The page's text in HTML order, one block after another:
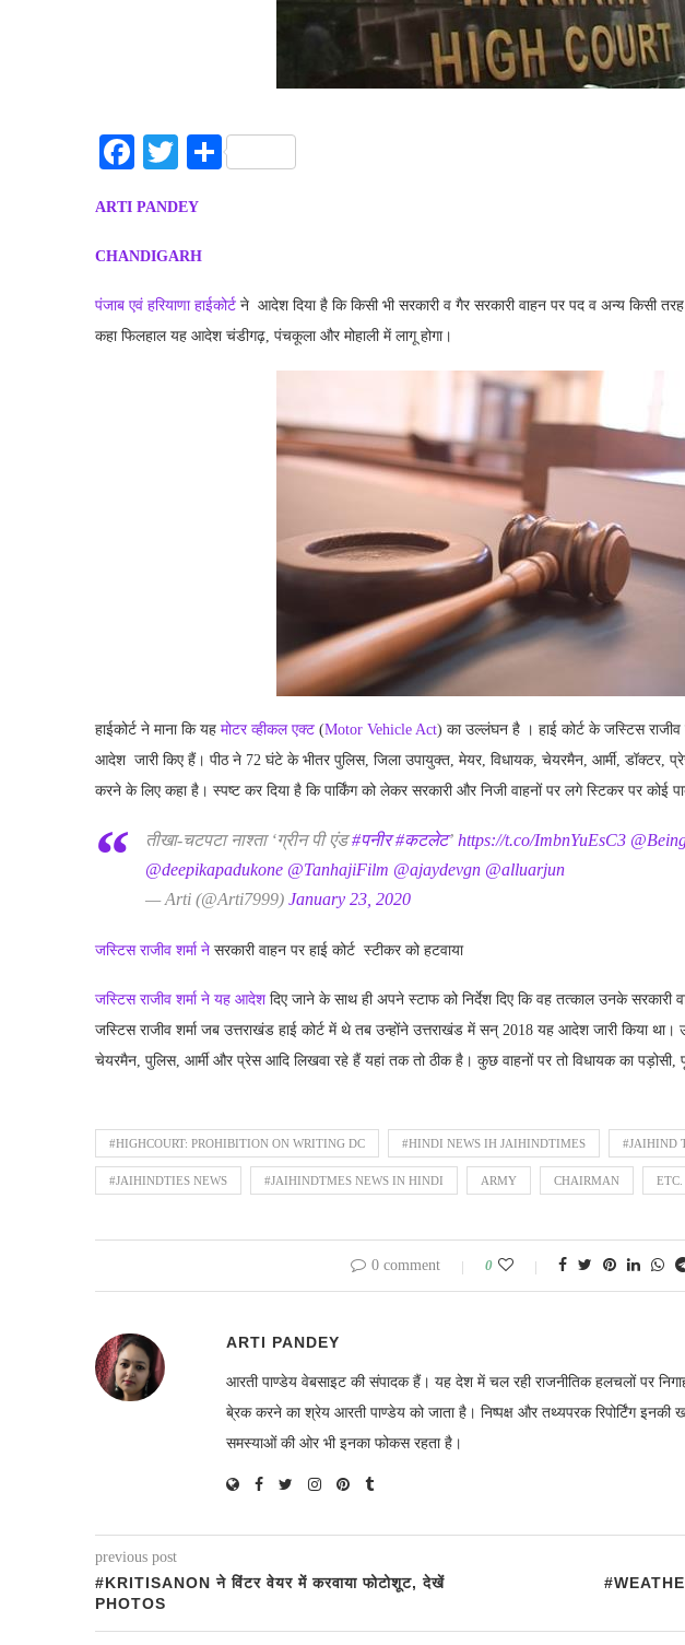
Facebook
Twitter
Share
ARTI PANDEY
CHANDIGARH
पंजाब एवं हरियाणा हाईकोर्ट ने आदेश दिया है कि किसी भी सरकारी व गैर सरकारी वाहन पर पद व अन्य किसी तरह
कहा फिलहाल यह आदेश चंडीगढ़, पंचकूला और मोहाली में लागू होगा।
हाईकोर्ट ने माना कि यह मोटर व्हीकल एक्ट (Motor Vehicle Act) का उल्लंघन है । हाई कोर्ट के जस्टिस राजीव
आदेश जारी किए हैं। पीठ ने 72 घंटे के भीतर पुलिस, जिला उपायुक्त, मेयर, विधायक, चेयरमैन, आर्मी, डॉक्टर,
करने के लिए कहा है। स्पष्ट कर दिया है कि पार्किंग को लेकर सरकारी और निजी वाहनों पर लगे स्टिकर पर कोई
तीखा-चटपटा नाश्ता ‘ग्रीन पी एंड#पनीर #कटलेट’ https://t.co/ImbnYuEsC3
@deepikapadukone @TanhajiFilm @ajaydevgn @alluarjun
— Arti (@Arti7999) January 23, 2020
जस्टिस राजीव शर्मा ने सरकारी वाहन पर हाई कोर्ट स्टीकर को हटवाया
जस्टिस राजीव शर्मा ने यह आदेश दिए जाने के साथ ही अपने स्टाफ को निर्देश दिए कि वह तत्काल उनके सरकारी
जस्टिस राजीव शर्मा जब उत्तराखंड हाई कोर्ट में थे तब उन्होंने उत्तराखंड में सन् 2018 यह आदेश जारी किया था।
चेयरमैन, पुलिस, आर्मी और प्रेस आदि लिखवा रहे हैं यहां तक तो ठीक है। कुछ वाहनों पर तो विधायक का पड़ोसी,
#HIGHCOURT: PROHIBITION ON WRITING DC #HINDI NEWS IH JAIHINDTIMES #JAIHIND
#JAIHINDTIES NEWS #JAIHINDTMES NEWS IN HINDI ARMY CHAIRMAN
0 comment 0
ARTI PANDEY
आरती पाण्डेय वेबसाइट की संपादक हैं। यह देश में चल रही राजनीतिक हलचलों पर
बे्रक करने का श्रेय आरती पाण्डेय को जाता है। निष्पक्ष और तथ्यपरक रिपोर्टिंग
समस्याओं की ओर भी इनका फोकस रहता है।
previous post
#KRITISANON ने विंटर वेयर में करवाया फोटोशूट, देखें
PHOTOS